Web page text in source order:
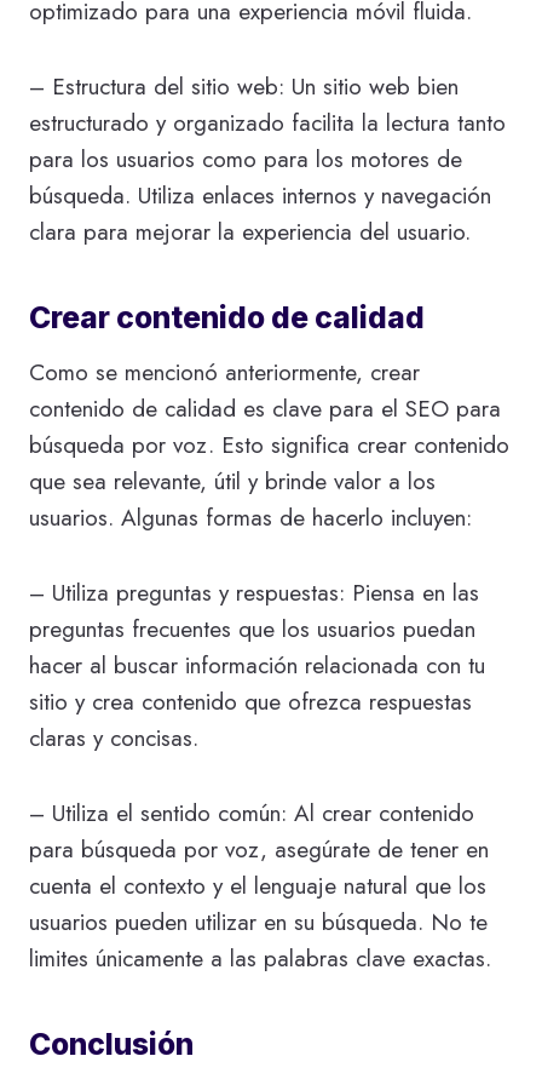
optimizado para una experiencia móvil fluida.
– Estructura del sitio web: Un sitio web bien
estructurado y organizado facilita la lectura tanto
para los usuarios como para los motores de
búsqueda. Utiliza enlaces internos y navegación
clara para mejorar la experiencia del usuario.
Crear contenido de calidad
Como se mencionó anteriormente, crear
contenido de calidad es clave para el SEO para
búsqueda por voz. Esto significa crear contenido
que sea relevante, útil y brinde valor a los
usuarios. Algunas formas de hacerlo incluyen:
– Utiliza preguntas y respuestas: Piensa en las
preguntas frecuentes que los usuarios puedan
hacer al buscar información relacionada con tu
sitio y crea contenido que ofrezca respuestas
claras y concisas.
– Utiliza el sentido común: Al crear contenido
para búsqueda por voz, asegúrate de tener en
cuenta el contexto y el lenguaje natural que los
usuarios pueden utilizar en su búsqueda. No te
limites únicamente a las palabras clave exactas.
Conclusión